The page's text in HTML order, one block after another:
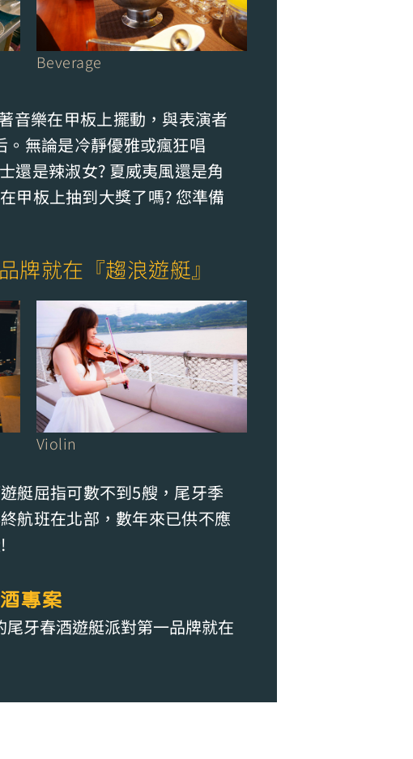
Beverage
音樂在甲板上擺動，與表演者
無論是冷靜優雅或瘋狂唱
還是辣淑女? 夏威夷風還是角
甲板上抽到大獎了嗎? 您準備
牌就在『趨浪遊艇』
Violin
艇屈指可數不到5艘，尾牙季
航班在北部，數年來已供不應
專案
尾牙春酒遊艇派對第一品牌就在